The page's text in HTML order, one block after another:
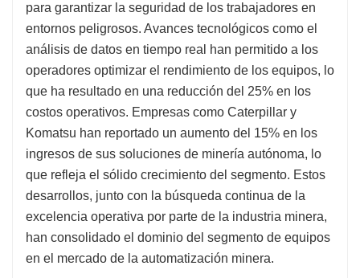
para garantizar la seguridad de los trabajadores en
entornos peligrosos. Avances tecnológicos como el
análisis de datos en tiempo real han permitido a los
operadores optimizar el rendimiento de los equipos, lo
que ha resultado en una reducción del 25% en los
costos operativos. Empresas como Caterpillar y
Komatsu han reportado un aumento del 15% en los
ingresos de sus soluciones de minería autónoma, lo
que refleja el sólido crecimiento del segmento. Estos
desarrollos, junto con la búsqueda continua de la
excelencia operativa por parte de la industria minera,
han consolidado el dominio del segmento de equipos
en el mercado de la automatización minera.